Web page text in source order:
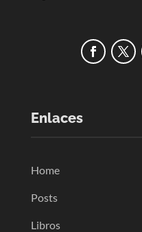
Enlaces
Home
Posts
Libros